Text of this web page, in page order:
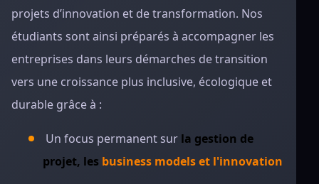
projets d’innovation et de transformation. Nos
étudiants sont ainsi préparés à accompagner les
entreprises dans leurs démarches de transition
vers une croissance plus inclusive, écologique et
durable grâce à :
Un focus permanent sur la gestion de
projet, les business models et l'innovation